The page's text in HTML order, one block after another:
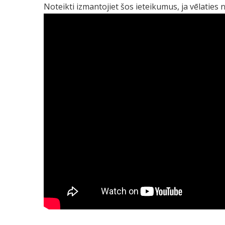
Noteikti izmantojiet šos ieteikumus, ja vēlaties